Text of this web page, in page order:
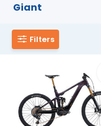
Giant
Filters